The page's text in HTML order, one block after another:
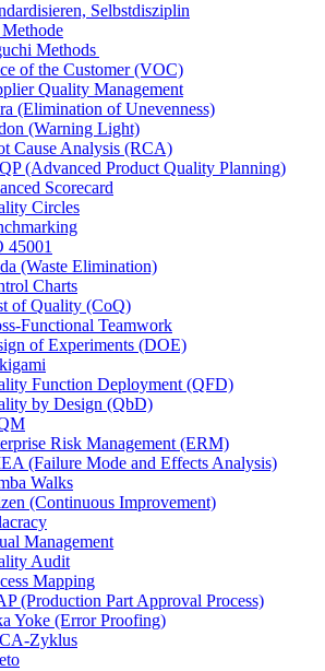
Selbstdisziplin
Methods
of the Customer (VOC)
Quality Management
(Elimination of Unevenness)
(Warning Light)
Cause Analysis (RCA)
(Advanced Product Quality Planning)
Scorecard
Circles
45001
(Waste Elimination)
Charts
of Quality (CoQ)
Functional Teamwork
of Experiments (DOE)
Function Deployment (QFD)
by Design (QbD)
Risk Management (ERM)
(Failure Mode and Effects Analysis)
Walks
(Continuous Improvement)
Management
Audit
Mapping
(Production Part Approval Process)
Yoke (Error Proofing)
Zyklus